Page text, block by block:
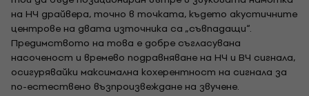
на НЧ драйвера, точно в точката, където акустичните
центрове на двата източника са „съвпадащи“.
Предимството на това е добре съгласувана
насоченост и времево подравняване на НЧ и ВЧ сигнала,
осигурявайки максимална кохерентност на сигнала за
по-естествено възпроизвеждане на звучене.